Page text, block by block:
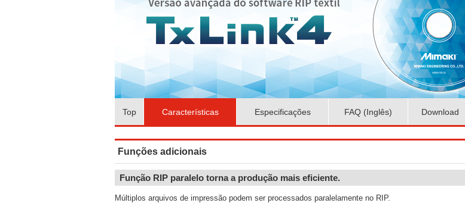
Top Características Especificações FAQ (Inglês) Download
Funções adicionais
Função RIP paralelo torna a produção mais eficiente.
Múltiplos arquivos de impressão podem ser processados paralelamente no RIP.